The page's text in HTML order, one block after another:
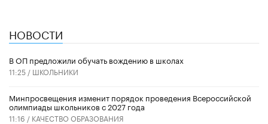
НОВОСТИ
В ОП предложили обучать вождению в школах
11:25 / ШКОЛЬНИКИ
Минпросвещения изменит порядок проведения Всероссийской
олимпиады школьников с 2027 года
11:16 / КАЧЕСТВО ОБРАЗОВАНИЯ